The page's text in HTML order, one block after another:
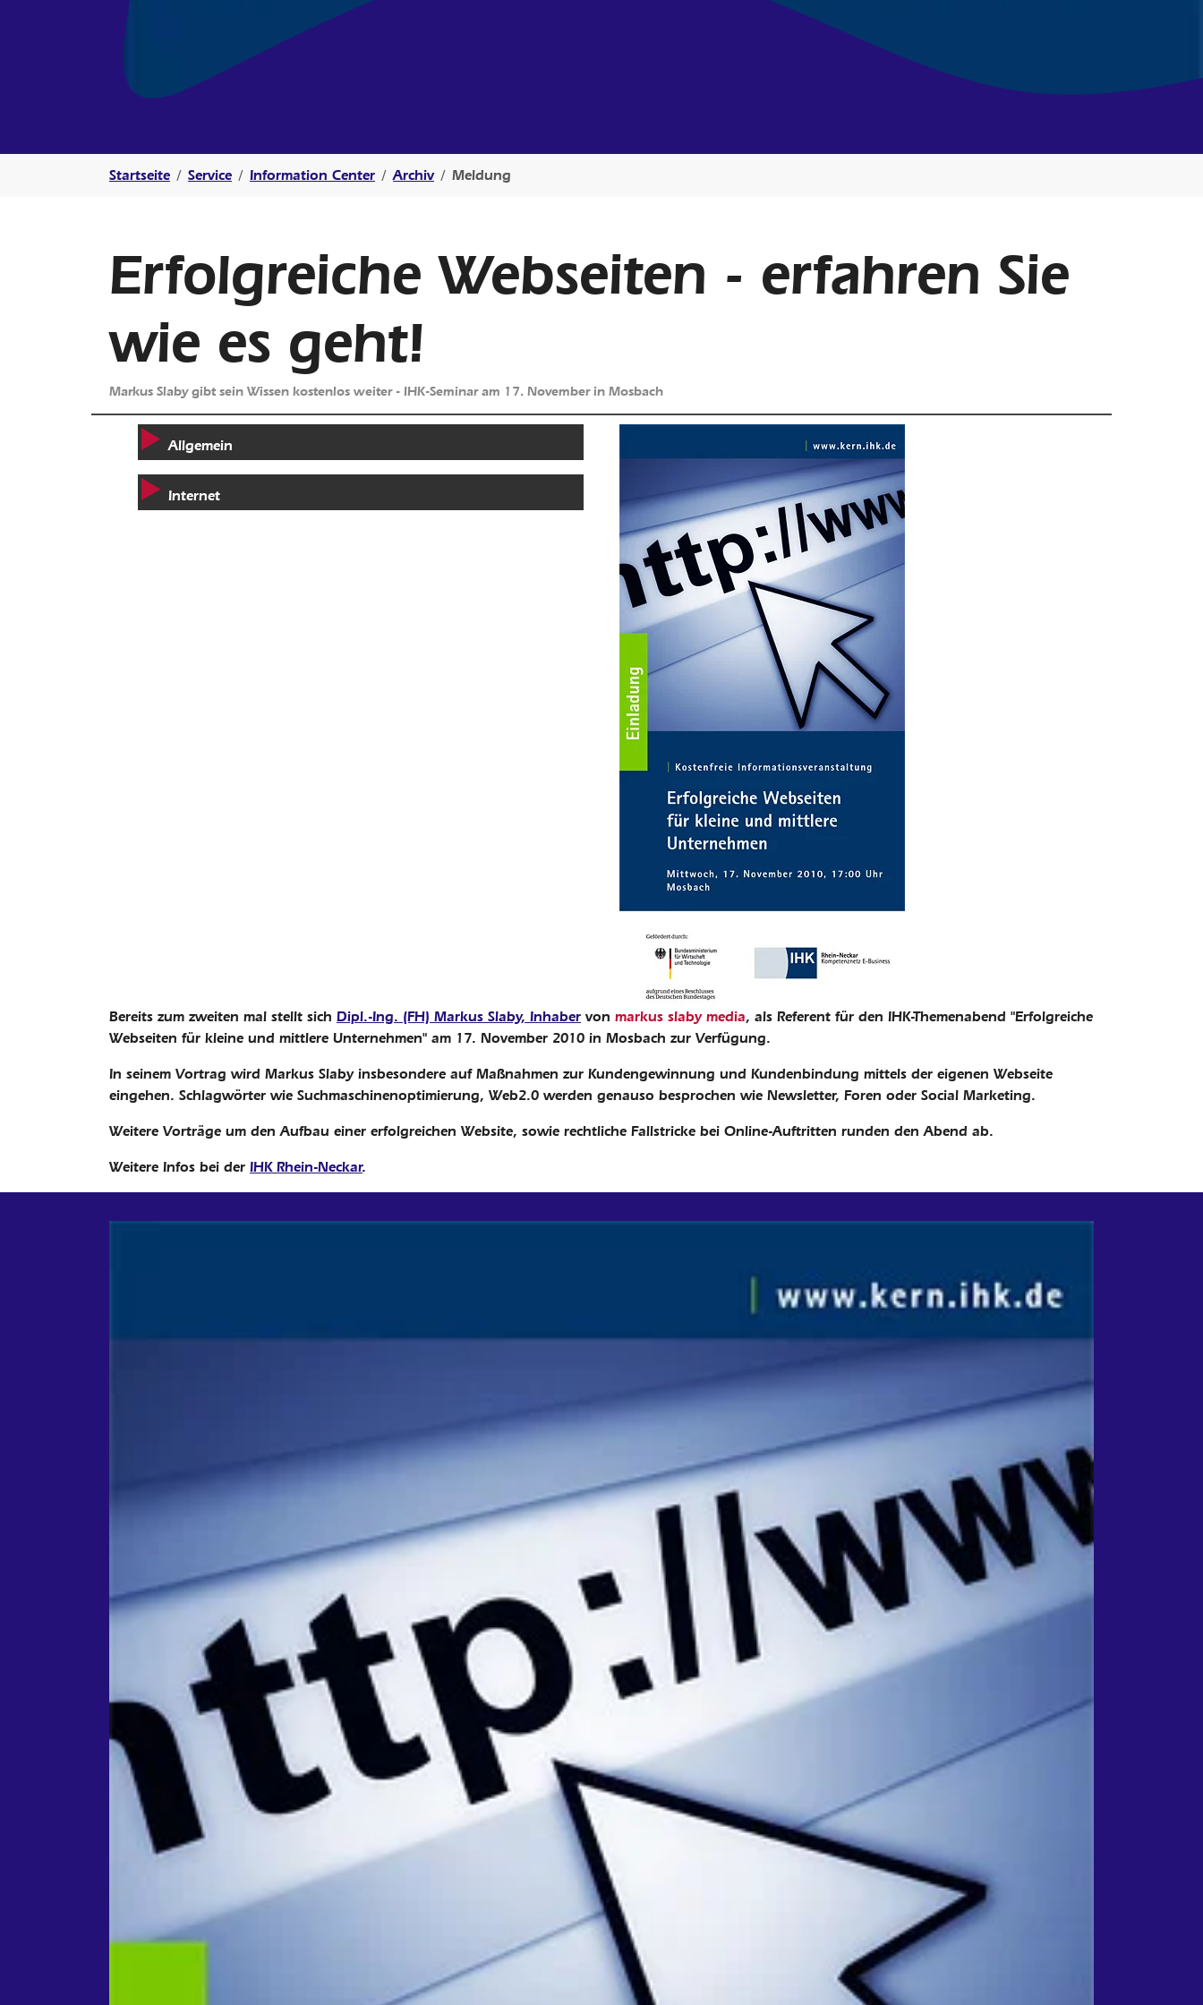
Startseite Service Information Center Archiv Meldung
Erfolgreiche Webseiten - erfahren Sie
wie es geht!
Markus Slaby gibt sein Wissen kostenlos weiter - IHK-Seminar am 17. November in Mosbach
Allgemein
Internet
Bereits zum zweiten mal stellt sich Dipl.-Ing. (FH) Markus Slaby, Inhaber von markus slaby media, als Referent für den IHK-Themenabend "Erfolgreiche
Webseiten für kleine und mittlere Unternehmen" am 17. November 2010 in Mosbach zur Verfügung.
In seinem Vortrag wird Markus Slaby insbesondere auf Maßnahmen zur Kundengewinnung und Kundenbindung mittels der eigenen Webseite
eingehen. Schlagwörter wie Suchmaschinenoptimierung, Web2.0 werden genauso besprochen wie Newsletter, Foren oder Social Marketing.
Weitere Vorträge um den Aufbau einer erfolgreichen Website, sowie rechtliche Fallstricke bei Online-Auftritten runden den Abend ab.
Weitere Infos bei der IHK Rhein-Neckar.